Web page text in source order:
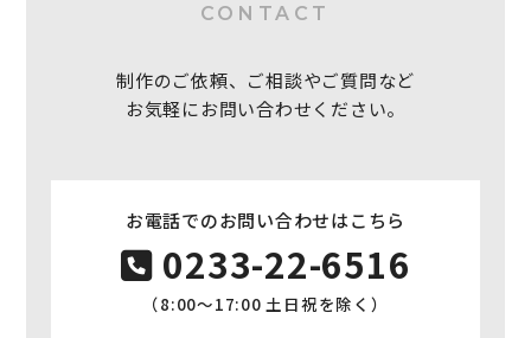
CONTACT
制作のご依頼、ご相談やご質問など
お気軽にお問い合わせください。
お電話でのお問い合わせはこちら
0233-22-6516
（8:00〜17:00 土日祝を除く）